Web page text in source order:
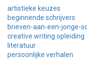
artistieke keuzes
beginnende schrijvers
brieven-aan-een-jonge-
creative writing opleiding
literatuur
persoonlijke verhalen